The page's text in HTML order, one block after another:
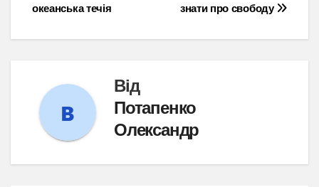
знати про свободу
океанська течія
Від
Потапенко
Олександр